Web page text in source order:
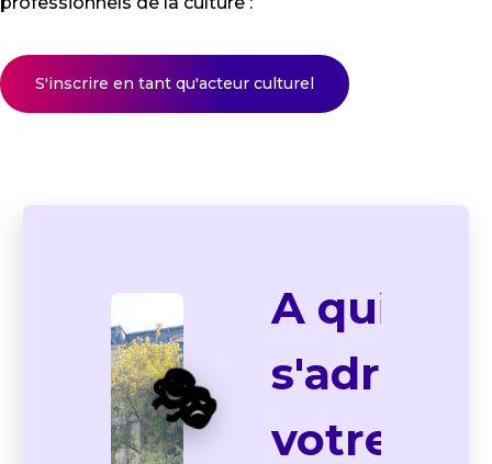
S'inscrire en tant qu'acteur culturel
🎭
À qui
s'adresse
votre